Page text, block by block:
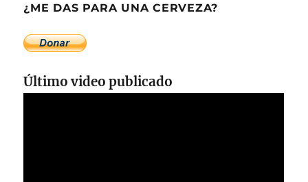
¿ME DAS PARA UNA CERVEZA?
Último video publicado